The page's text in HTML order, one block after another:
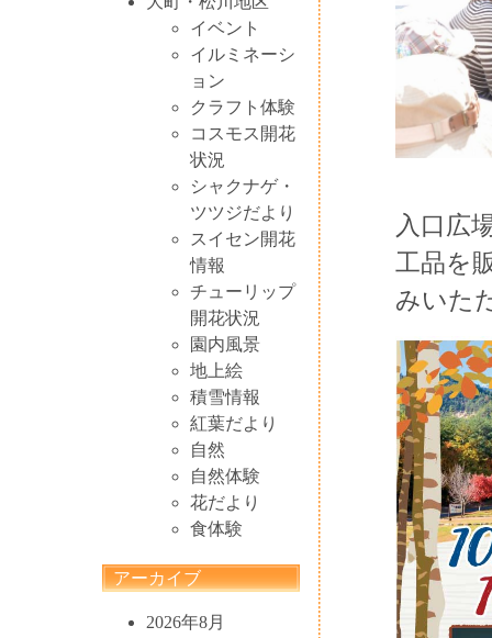
イベント
イルミネーシ
ョン
クラフト体験
コスモス開花
状況
シャクナゲ・
ツツジだより
スイセン開花
情報
チューリップ
開花状況
園内風景
地上絵
積雪情報
紅葉だより
自然
自然体験
花だより
食体験
アーカイブ
2026年8月
入口広
工品を
みいた